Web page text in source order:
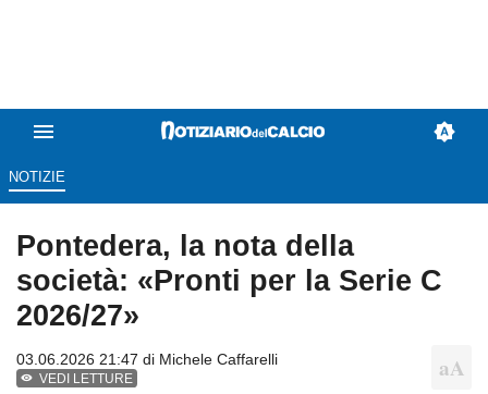
NOTIZIE
Pontedera, la nota della
società: «Pronti per la Serie C
2026/27»
03.06.2026 21:47 di Michele Caffarelli
VEDI LETTURE